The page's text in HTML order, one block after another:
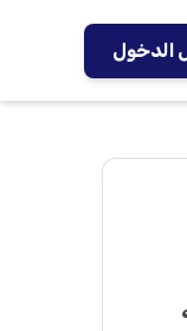
الدخول